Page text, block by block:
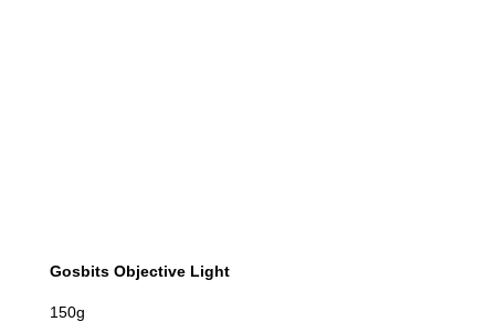
Gosbits Objective Light
150g